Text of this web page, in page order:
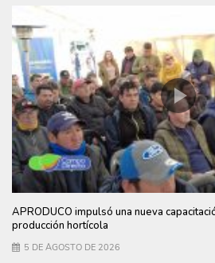
APRODUCO impulsó una nueva
producción hortícola
5 DE AGOSTO DE 2026